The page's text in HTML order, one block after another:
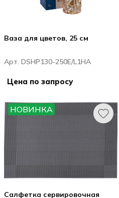
Ваза для цветов, 25 см
Арт. DSHP130-250E/L1HA
Цена по запросу
НОВИНКА
Салфетка сервировочная